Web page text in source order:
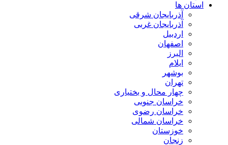
استان ها
آذربایجان شرقی
آذربایجان غربی
اردبیل
اصفهان
البرز
ایلام
بوشهر
تهران
چهار محال و بختیاری
خراسان جنوبی
خراسان رضوی
خراسان شمالی
خوزستان
زنجان